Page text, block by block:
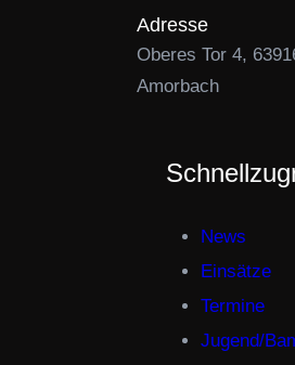
Adresse
Oberes Tor 4,
Amorbach
News
Einsätze
Termine
Jugend/